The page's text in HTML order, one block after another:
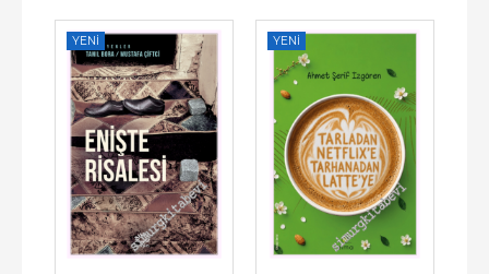
YENI YENI